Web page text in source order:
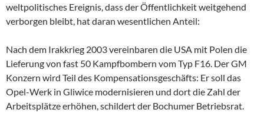
weltpolitisches Ereignis, dass der Öffentlichkeit weitgehend
verborgen bleibt, hat daran wesentlichen Anteil:
Nach dem Irakkrieg 2003 vereinbaren die USA mit Polen die
Lieferung von fast 50 Kampfbombern vom Typ F16. Der GM
Konzern wird Teil des Kompensationsgeschäfts: Er soll das
Opel-Werk in Gliwice modernisieren und dort die Zahl der
Arbeitsplätze erhöhen, schildert der Bochumer Betriebsrat.